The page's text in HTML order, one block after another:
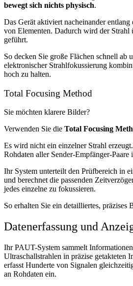
bewegt sich nichts physisch.
Das Gerät aktiviert nacheinander
von Elementen. Dadurch wird der Strahl
geführt.
So decken Sie große Flächen schnell ab
elektronischer Strahlfokussierung
hoch zu halten.
Total Focusing Method
Sie möchten klarere Bilder?
Verwenden Sie die Total Focusing
Es wird nicht ein einzelner Strahl
Rohdaten aller Sender-Empfänger-Paare
Ihr System unterteilt den Prüfbereich in
und berechnet die passenden
jedes einzelne zu fokussieren.
So erhalten Sie ein detailliertes, präzises
Datenerfassung und
Ihr PAUT-System sammelt
Ultraschallstrahlen in präzise getakteten
erfasst Hunderte von Signalen
an Rohdaten ein.